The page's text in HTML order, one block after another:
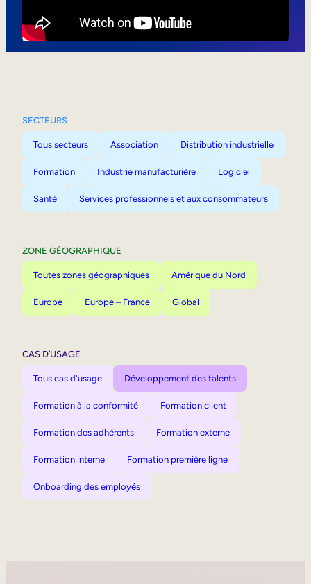
SECTEURS
Tous secteurs Association Distribution industrielle
Formation Industrie manufacturière Logiciel
Santé Services professionnels et aux consommateurs
ZONE GÉOGRAPHIQUE
Toutes zones géographiques Amérique du Nord
Europe Europe – France Global
CAS D’USAGE
Tous cas d'usage Développement des talents
Formation à la conformité Formation client
Formation des adhérents Formation externe
Formation interne Formation première ligne
Onboarding des employés